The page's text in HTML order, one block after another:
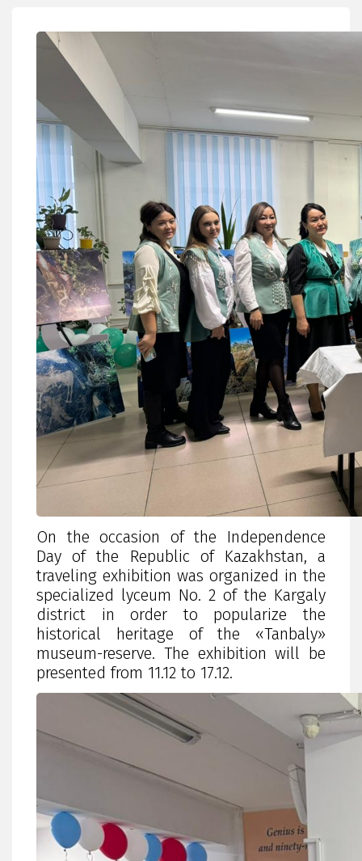
On the occasion of the Independence
Day of the Republic of Kazakhstan, a
traveling exhibition was organized in the
specialized lyceum No. 2 of the Kargaly
district in order to popularize the
historical heritage of the «Tanbaly»
museum-reserve. The exhibition will be
presented from 11.12 to 17.12.